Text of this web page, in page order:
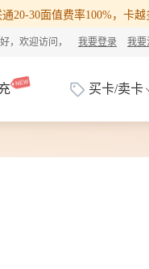
20-30面值费率100%，卡越
，欢迎访问， 我要登录 我要
买卡/卖卡